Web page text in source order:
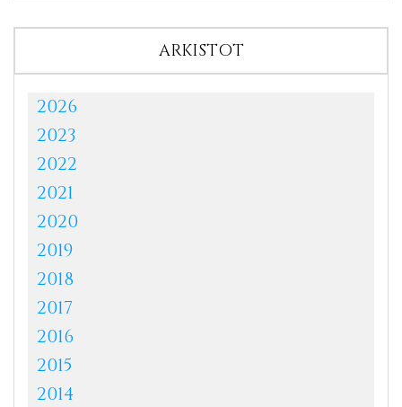
ARKISTOT
2026
2023
2022
2021
2020
2019
2018
2017
2016
2015
2014